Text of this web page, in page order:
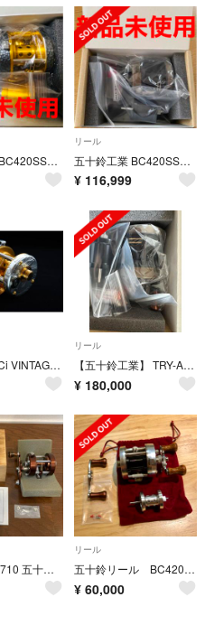
五十鈴工業 BC420SSSCh-T3 Blue Gray/Gold
リール
五十鈴工業 BC420SSSC-T3 Military Bronze
¥ 116,999
BC420SSSCi VINTAGE SILVER/GOLD 五十鈴工業
リール
【五十鈴工業】 TRY-ANGLE 10周年記念 BC421SSSC-T3
¥ 180,000
未使用 BC710 五十鈴工業 イスズ
リール
五十鈴リール BC420SSS（アベイルスプール、ハネダクラフトハンドル）
¥ 60,000